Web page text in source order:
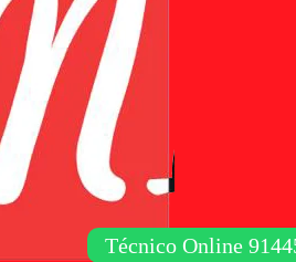
Técnico Online